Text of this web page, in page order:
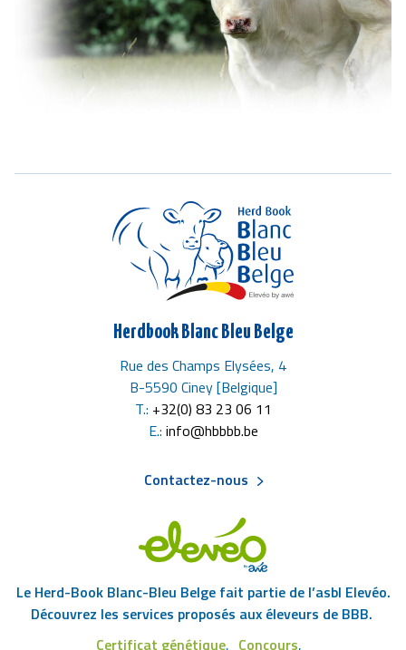
Herdbook Blanc Bleu Belge
Rue des Champs Elysées, 4
B-5590 Ciney [Belgique]
T.: +32(0) 83 23 06 11
E.: info@hbbbb.be
de
Contactez-nous
Le Herd-Book Blanc-Bleu Belge fait partie de l’asbl Elevéo.
Découvrez les services proposés aux éleveurs de BBB.
Certificat génétique
Concours